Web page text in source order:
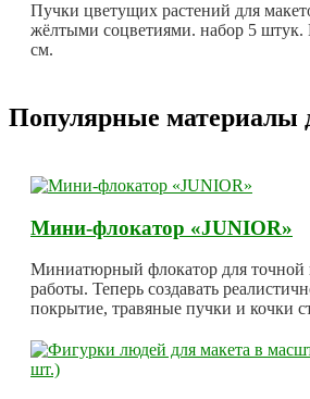
Пучки цветущих растений для
жёлтыми соцветиями. набор 5 штук.
см.
Популярные материалы
Мини-флокатор «JUNIOR»
Миниатюрный флокатор для точной
работы. Теперь создавать
покрытие, травяные пучки и кочки